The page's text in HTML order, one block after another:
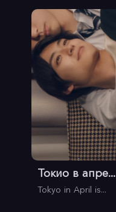
Токио в апре...
Tokyo in April is...